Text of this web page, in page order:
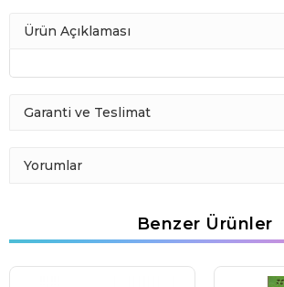
Ürün Açıklaması
Garanti ve Teslimat
Yorumlar
Benzer Ürünler